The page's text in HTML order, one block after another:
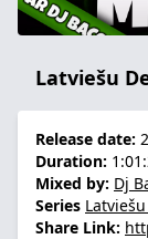
Latviešu
Release date:
Duration:
Mixed by: Dj
Series
Share Link: